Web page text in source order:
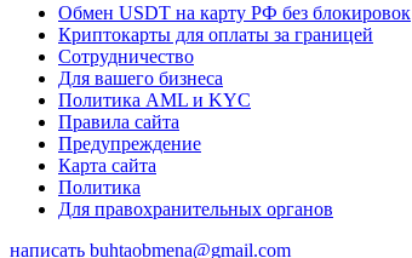
Обмен USDT на карту РФ без блокировок
Криптокарты для оплаты за границей
Сотрудничество
Для вашего бизнеса
Политика AML и KYC
Правила сайта
Предупреждение
Карта сайта
Политика
Для правохранительных органов
написать buhtaobmena@gmail.com